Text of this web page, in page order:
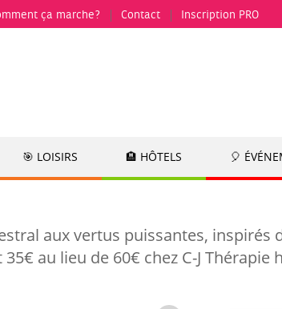
ça marche? Contact Inscription PRO
🎯 LOISIRS 🏨 HÔTELS 🎈
aux vertus puissantes, inspirés
au lieu de 60€ chez C-J